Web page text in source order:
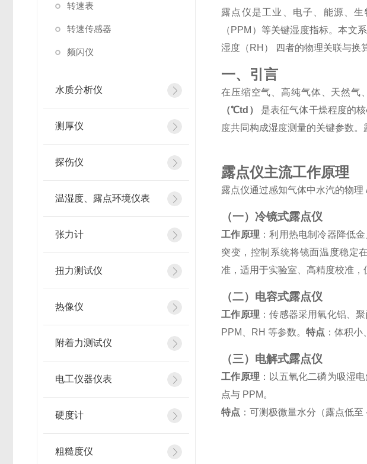
转速表
转速传感器
频闪仪
水质分析仪
测厚仪
探伤仪
温湿度、露点环境仪表
张力计
扭力测试仪
热像仪
附着力测试仪
电工仪器仪表
硬度计
粗糙度仪
露点仪是工业、电子、能源、
（PPM）等关键湿度指标。本文
湿度（RH）
四者的物理关联与换
一、引言
在压缩空气、高纯气体、天然气
（℃td）
是表征气体干燥程度的核
度共同构成湿度测量的关键参数
露点仪主流工作原理
露点仪通过感知气体中水汽的物
（一）冷镜式露点仪
工作原理 ：利用热电制冷器降低
突变，控制系统将镜面温度稳定
准，适用于实验室、高精度校准，
（二）电容式露点仪
工作原理 ：传感器采用氧化铝、
PPM、RH 等参数。特点 ：体积
（三）电解式露点仪
工作原理 ：以五氧化二磷为吸湿
点与 PPM。
特点 ：可测极微量水分（露点低